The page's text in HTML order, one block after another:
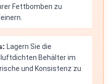
Fettbomben zu
Lagern Sie die
Behälter im
und Konsistenz zu